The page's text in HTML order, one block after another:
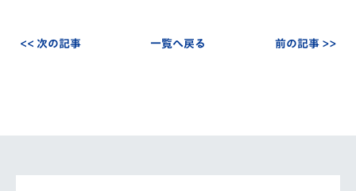
<< 次の記事 一覧へ戻る 前の記事 >>